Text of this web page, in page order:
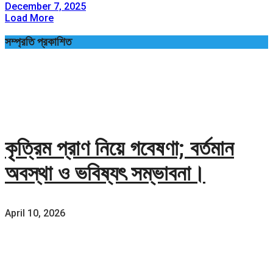
December 7, 2025
Load More
সম্প্রতি প্রকাশিত
কৃত্রিম প্রাণ নিয়ে গবেষণা; বর্তমান
অবস্থা ও ভবিষ্যৎ সম্ভাবনা।
April 10, 2026